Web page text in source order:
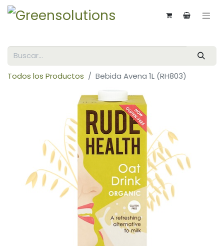
Todos los Productos Bebida Avena 1L (RH803)